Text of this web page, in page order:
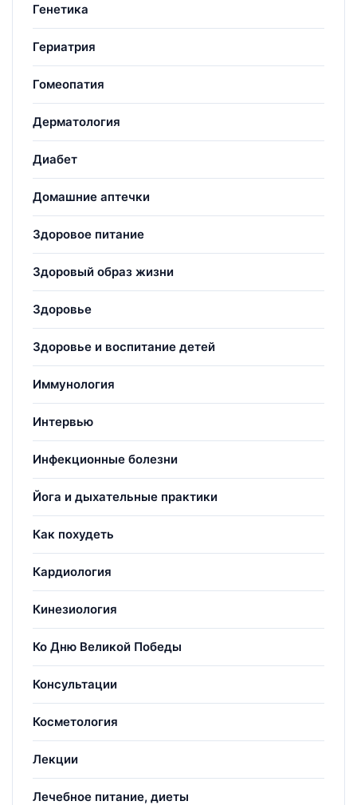
Генетика
Гериатрия
Гомеопатия
Дерматология
Диабет
Домашние аптечки
Здоровое питание
Здоровый образ жизни
Здоровье
Здоровье и воспитание детей
Иммунология
Интервью
Инфекционные болезни
Йога и дыхательные практики
Как похудеть
Кардиология
Кинезиология
Ко Дню Великой Победы
Консультации
Косметология
Лекции
Лечебное питание, диеты